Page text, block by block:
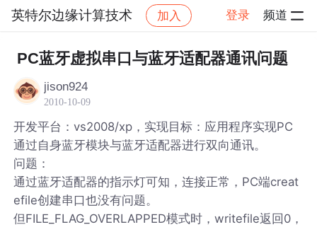
英特尔边缘计算技术 加入 登录 频道
社区 英特尔边缘计算技术 帖子详情
PC蓝牙虚拟串口与蓝牙适配器通讯问题
jison924
2010-10-09
开发平台：vs2008/xp，实现目标：应用程序实现PC
通过自身蓝牙模块与蓝牙适配器进行双向通讯。
问题：
通过蓝牙适配器的指示灯可知，连接正常，PC端creat
efile创建串口也没有问题。
但FILE_FLAG_OVERLAPPED模式时，writefile返回0，